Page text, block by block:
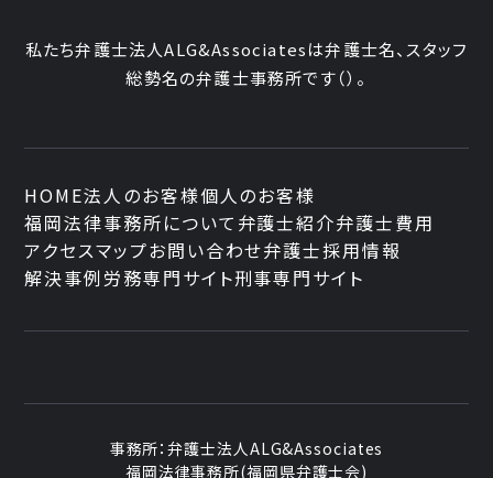
私たち弁護士法人ALG&Associatesは弁護士名、 スタッフ
総勢名の弁護士事務所です（）。
HOME法人のお客様個人のお客様
福岡法律事務所について 弁護士紹介弁護士費用
アクセスマップお問い合わせ弁護士採用情報
解決事例労務専門サイト刑事専門サイト
事務所：弁護士法人ALG&Associates
福岡法律事務所(福岡県弁護士会)